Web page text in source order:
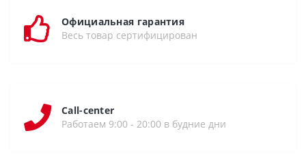
Официальная гарантия
Весь товар сертифицирован
Call-center
Работаем 9:00 - 20:00 в будние дни